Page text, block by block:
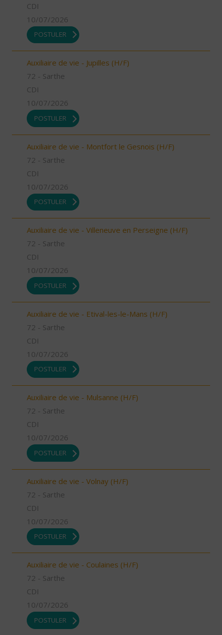
CDI
10/07/2026
POSTULER
Auxiliaire de vie - Jupilles (H/F)
72 - Sarthe
CDI
10/07/2026
POSTULER
Auxiliaire de vie - Montfort le Gesnois (H/F)
72 - Sarthe
CDI
10/07/2026
POSTULER
Auxiliaire de vie - Villeneuve en Perseigne (H/F)
72 - Sarthe
CDI
10/07/2026
POSTULER
Auxiliaire de vie - Etival-les-le-Mans (H/F)
72 - Sarthe
CDI
10/07/2026
POSTULER
Auxiliaire de vie - Mulsanne (H/F)
72 - Sarthe
CDI
10/07/2026
POSTULER
Auxiliaire de vie - Volnay (H/F)
72 - Sarthe
CDI
10/07/2026
POSTULER
Auxiliaire de vie - Coulaines (H/F)
72 - Sarthe
CDI
10/07/2026
POSTULER